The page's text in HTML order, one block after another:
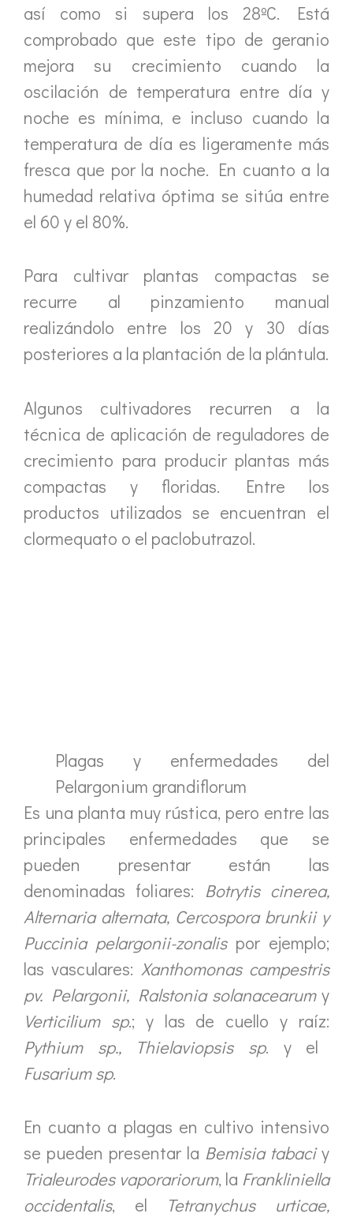
así como si supera los 28ºC. Está
comprobado que este tipo de geranio
mejora su crecimiento cuando la
oscilación de temperatura entre día y
noche es mínima, e incluso cuando la
temperatura de día es ligeramente más
fresca que por la noche. En cuanto a la
humedad relativa óptima se sitúa entre
el 60 y el 80%.
Para cultivar plantas compactas se
recurre al pinzamiento manual
realizándolo entre los 20 y 30 días
posteriores a la plantación de la plántula.
Algunos cultivadores recurren a la
técnica de aplicación de reguladores de
crecimiento para producir plantas más
compactas y floridas. Entre los
productos utilizados se encuentran el
clormequato o el paclobutrazol.
Plagas y enfermedades del
Pelargonium grandiflorum
Es una planta muy rústica, pero entre las
principales enfermedades que se
pueden presentar están las
denominadas foliares: Botrytis cinerea,
Alternaria alternata, Cercospora brunkii y
Puccinia pelargonii-zonalispor ejemplo;
las vasculares: Xanthomonas campestris
pv. Pelargonii, Ralstonia solanacearumy
Verticilium sp.; y las de cuello y raíz:
Pythium sp., Thielaviopsis sp. y el
Fusarium sp.
En cuanto a plagas en cultivo intensivo
se pueden presentar la Bemisia tabaciy
Trialeurodes vaporariorum, la Frankliniella
occidentalis, el
Tetranychus urticae,